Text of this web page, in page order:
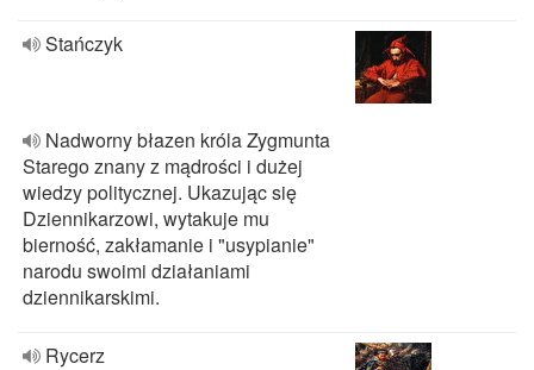
Stańczyk
Nadworny błazen króla Zygmunta
Starego znany z mądrości i dużej
wiedzy politycznej. Ukazując się
Dziennikarzowi, wytakuje mu
bierność, zakłamanie i "usypianie"
narodu swoimi działaniami
dziennikarskimi.
Rycerz